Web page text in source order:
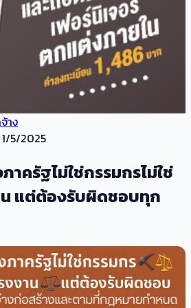
าง
1/5/2025
าครัฐไม่ใช่กรรมกรไม่ใช่
น แต่ต้องรับผิดชอบทุก